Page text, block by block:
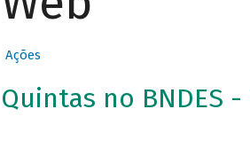
Ações
Quintas no BNDES